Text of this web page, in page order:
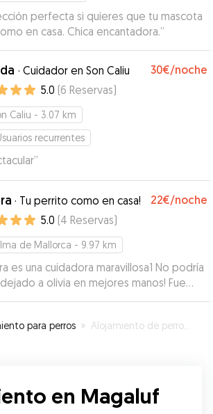
perfecta si quieres que tu mascota
en casa. Chica encantadora.”
· Cuidador en Son Caliu 30€/noche
5.0 (6 Reservas)
Caliu - 3.07 km
recurrentes
”
· Tu perrito como en casa! 22€/noche
5.0 (4 Reservas)
de Mallorca - 9.97 km
es una cuidadora maravillosa1 No podría
a olivia en mejores manos! Fue
en casa! Recibí mil fotitos, ella
y su perrita Bamba fue la perfecta
para perros » Alojamiento de perros en Magaluf
en Magaluf